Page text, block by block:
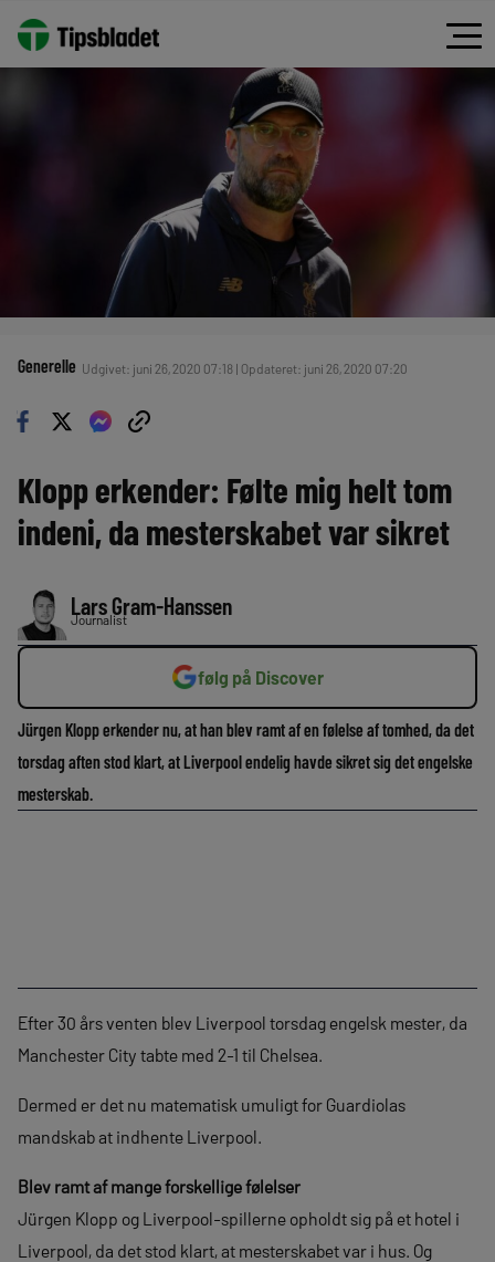
Generelle Udgivet: juni 26, 2020 07:18 | Opdateret: juni 26, 2020 07:20
Klopp erkender: Følte mig helt tom
indeni, da mesterskabet var sikret
Lars Gram-Hanssen
Journalist
følg på Discover
Jürgen Klopp erkender nu, at han blev ramt af en følelse af tomhed, da det
torsdag aften stod klart, at Liverpool endelig havde sikret sig det engelske
mesterskab.
Efter 30 års venten blev Liverpool torsdag engelsk mester, da
Manchester City tabte med 2-1 til Chelsea.
Dermed er det nu matematisk umuligt for Guardiolas
mandskab at indhente Liverpool.
Blev ramt af mange forskellige følelser
Jürgen Klopp og Liverpool-spillerne opholdt sig på et hotel i
Liverpool, da det stod klart, at mesterskabet var i hus. Og